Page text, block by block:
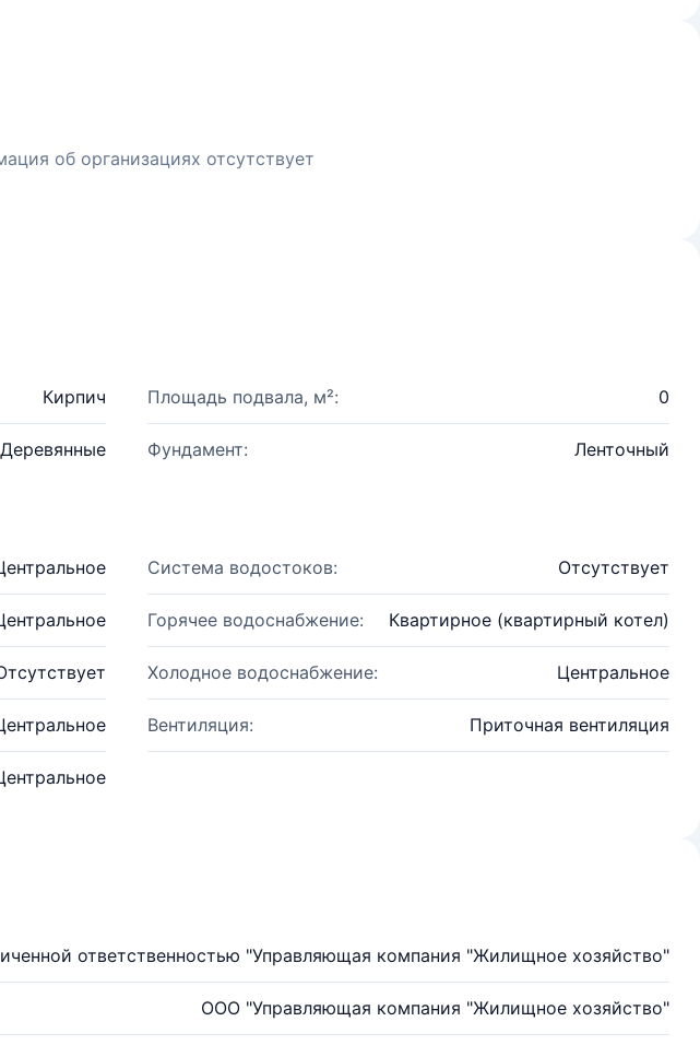
об организациях отсутствует
Кирпич Площадь подвала, м²: 0
Деревянные Фундамент: Ленточный
Система водостоков: Отсутствует
Горячее водоснабжение: Квартирное (квартирный котел)
Холодное водоснабжение: Центральное
Вентиляция: Приточная вентиляция
ответственностью "Управляющая компания "Жилищное хозяйство"
ООО "Управляющая компания "Жилищное хозяйство"